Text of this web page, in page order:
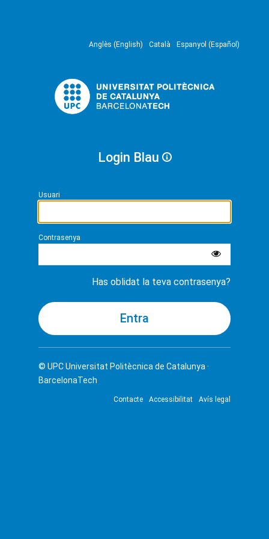
Anglès (English) Català Espanyol (Español)
Login Blau
Usuari
Contrasenya
Has oblidat la teva contrasenya?
© UPCUniversitat Politècnica de Catalunya ·
BarcelonaTech
Contacte Accessibilitat Avís legal